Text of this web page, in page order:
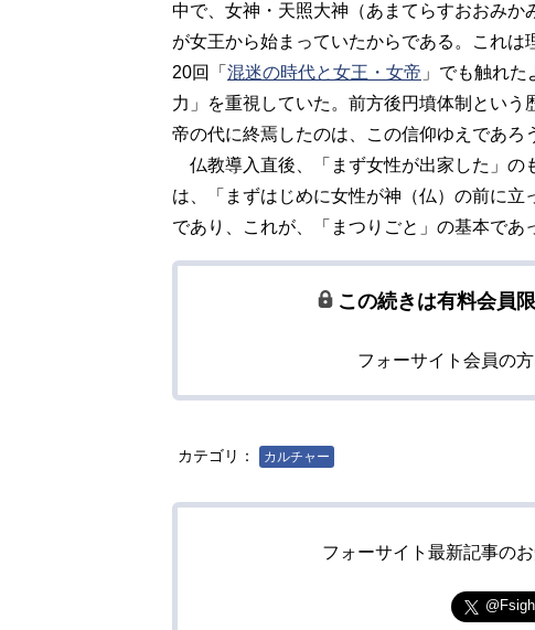
中で、女神・天照大神（あまてらすおおみ
が女王から始まっていたからである。これ
20回「 混迷の時代と女王・女帝 」でも触れ
力」を重視していた。前方後円墳体制とい
帝の代に終焉したのは、この信仰ゆえであろ
仏教導入直後、「まず女性が出家した」の
は、「まずはじめに女性が神（仏）の前に
であり、これが、「まつりごと」の基本であ
この続きは有料会員
フォーサイト会員の
カテゴリ： カルチャー
フォーサイト最新記事の